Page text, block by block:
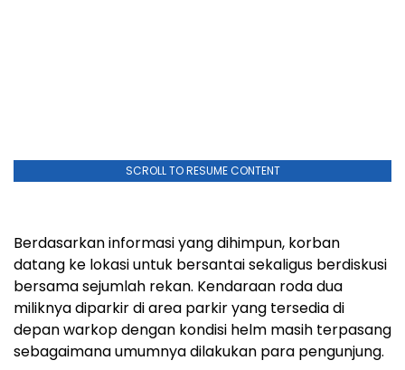
SCROLL TO RESUME CONTENT
Berdasarkan informasi yang dihimpun, korban
datang ke lokasi untuk bersantai sekaligus berdiskusi
bersama sejumlah rekan. Kendaraan roda dua
miliknya diparkir di area parkir yang tersedia di
depan warkop dengan kondisi helm masih terpasang
sebagaimana umumnya dilakukan para pengunjung.